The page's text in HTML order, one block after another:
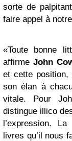
sorte de
faire appel à
«Toute bonne
affirmeJohn
et cette position,
son élan à
vitale. Pour
distingue illico
l’expression.
livres qu’il nous